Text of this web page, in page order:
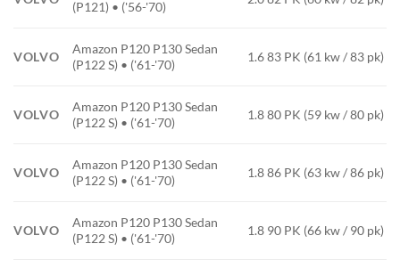
(P121) • ('56-'70)
VOLVO
Amazon P120 P130 Sedan
(P122 S) • ('61-'70)
1.6 83 PK (61 kw / 83 pk)
VOLVO
Amazon P120 P130 Sedan
(P122 S) • ('61-'70)
1.8 80 PK (59 kw / 80 pk)
VOLVO
Amazon P120 P130 Sedan
(P122 S) • ('61-'70)
1.8 86 PK (63 kw / 86 pk)
VOLVO
Amazon P120 P130 Sedan
(P122 S) • ('61-'70)
1.8 90 PK (66 kw / 90 pk)